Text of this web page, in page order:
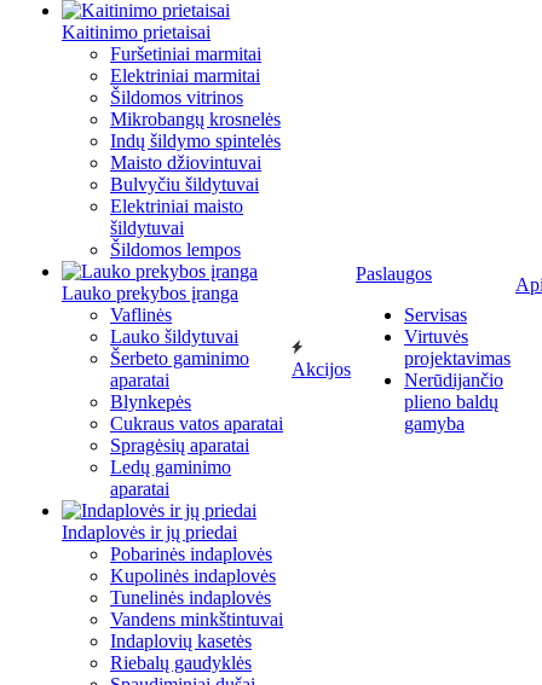
Kaitinimo prietaisai
Furšetiniai marmitai
Elektriniai marmitai
Šildomos vitrinos
Mikrobangų krosnelės
Indų šildymo spintelės
Maisto džiovintuvai
Bulvyčiu šildytuvai
Elektriniai maisto
šildytuvai
Šildomos lempos
Lauko prekybos įranga
Vaflinės
Lauko šildytuvai
Šerbeto gaminimo
aparatai
Blynkepės
Cukraus vatos aparatai
Spragėsių aparatai
Ledų gaminimo
aparatai
Indaplovės ir jų priedai
Pobarinės indaplovės
Kupolinės indaplovės
Tunelinės indaplovės
Vandens minkštintuvai
Indaplovių kasetės
Riebalų gaudyklės
Akcijos
Paslaugos
Servisas
Virtuvės
projektavimas
Nerūdijančio
plieno baldų
gamyba